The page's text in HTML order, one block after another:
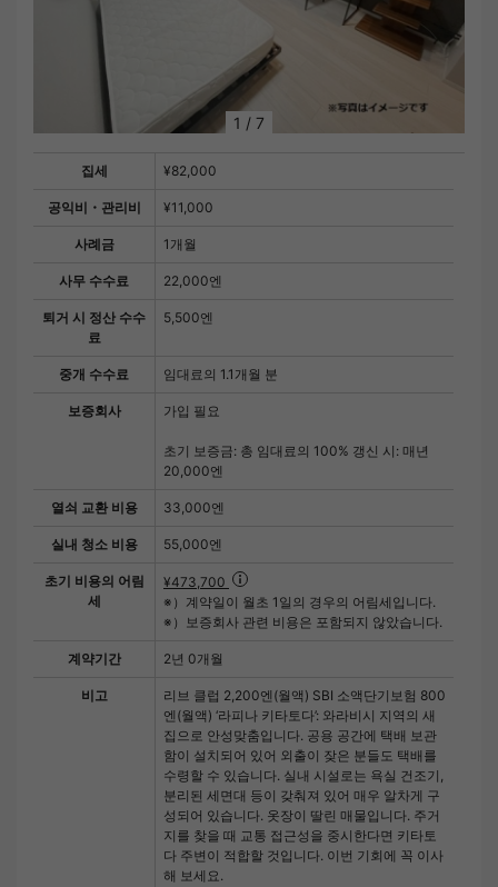
1 / 7
집세 ¥82,000
공익비・관리비 ¥11,000
사례금 1개월
사무 수수료 22,000엔
퇴거 시 정산 수수
료
5,500엔
중개 수수료 임대료의 1.1개월 분
보증회사 가입 필요
초기 보증금: 총 임대료의 100% 갱신 시: 매년
20,000엔
열쇠 교환 비용 33,000엔
실내 청소 비용 55,000엔
초기 비용의 어림
세
¥473,700
※）계약일이 월초 1일의 경우의 어림세입니다.
※）보증회사 관련 비용은 포함되지 않았습니다.
계약기간 2년 0개월
비고
리브 클럽 2,200엔(월액) SBI 소액단기보험 800
엔(월액) ‘라피나 키타토다’: 와라비시 지역의 새
집으로 안성맞춤입니다. 공용 공간에 택배 보관
함이 설치되어 있어 외출이 잦은 분들도 택배를
수령할 수 있습니다. 실내 시설로는 욕실 건조기,
분리된 세면대 등이 갖춰져 있어 매우 알차게 구
성되어 있습니다. 옷장이 딸린 매물입니다. 주거
지를 찾을 때 교통 접근성을 중시한다면 키타토
다 주변이 적합할 것입니다. 이번 기회에 꼭 이사
해 보세요.